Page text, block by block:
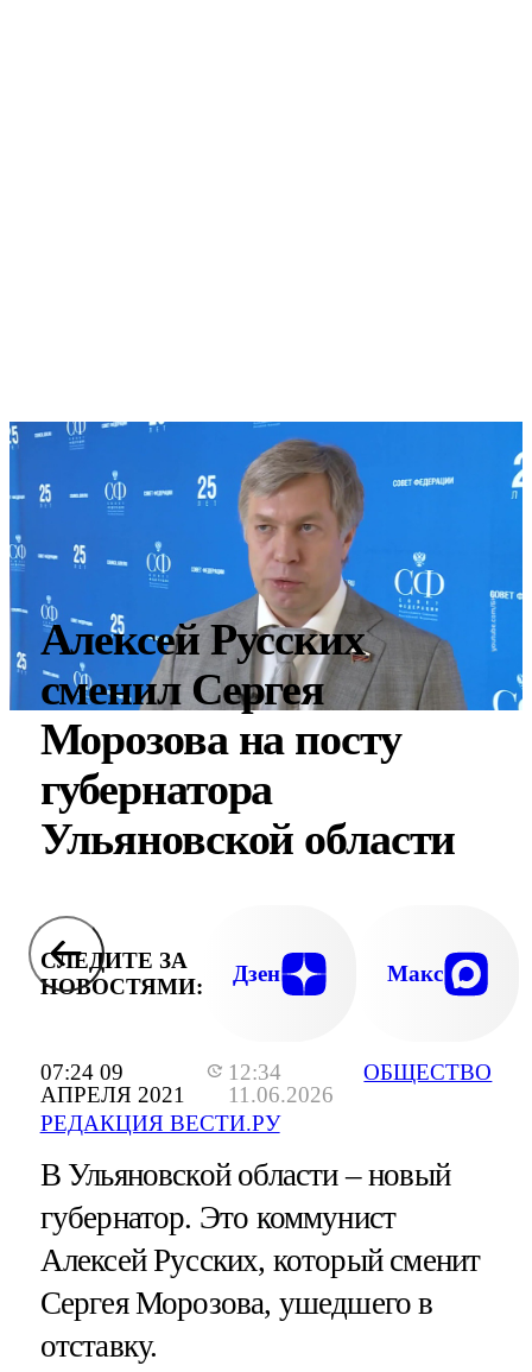
07:24 09
АПРЕЛЯ 2021
12:34
11.06.2026
РЕДАКЦИЯ ВЕСТИ.РУ
ОБЩЕСТВО
Алексей Русских
сменил Сергея
Морозова на посту
губернатора
Ульяновской области
СЛЕДИТЕ ЗА
НОВОСТЯМИ:
Дзен Макс
В Ульяновской области – новый
губернатор. Это коммунист
Алексей Русских, который сменит
Сергея Морозова, ушедшего в
отставку.